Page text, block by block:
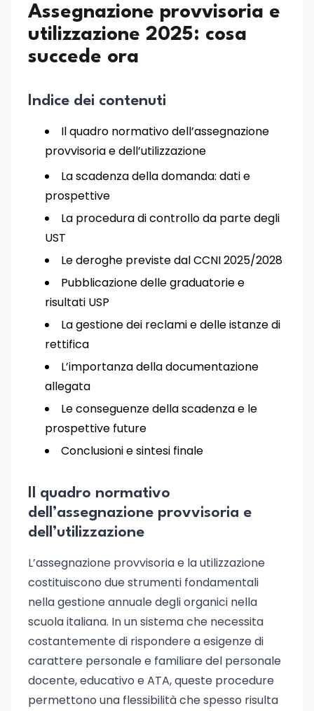
Assegnazione provvisoria e
utilizzazione 2025: cosa
succede ora
Indice dei contenuti
Il quadro normativo dell’assegnazione
provvisoria e dell’utilizzazione
La scadenza della domanda: dati e
prospettive
La procedura di controllo da parte degli
UST
Le deroghe previste dal CCNI 2025/2028
Pubblicazione delle graduatorie e
risultati USP
La gestione dei reclami e delle istanze di
rettifica
L’importanza della documentazione
allegata
Le conseguenze della scadenza e le
prospettive future
Conclusioni e sintesi finale
Il quadro normativo
dell’assegnazione provvisoria e
dell’utilizzazione
L’assegnazione provvisoria e la utilizzazione
costituiscono due strumenti fondamentali
nella gestione annuale degli organici nella
scuola italiana. In un sistema che necessita
costantemente di rispondere a esigenze di
carattere personale e familiare del personale
docente, educativo e ATA, queste procedure
permettono una flessibilità che spesso risulta